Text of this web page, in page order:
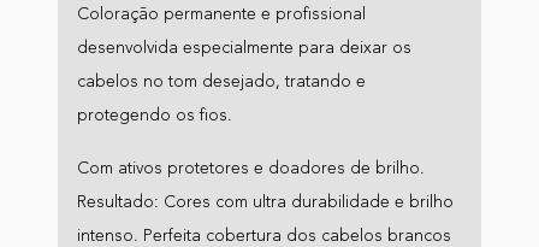
Coloração permanente e profissional
desenvolvida especialmente para deixar os
cabelos no tom desejado, tratando e
protegendo os fios.
Com ativos protetores e doadores de brilho.
Resultado: Cores com ultra durabilidade e brilho
intenso. Perfeita cobertura dos cabelos brancos